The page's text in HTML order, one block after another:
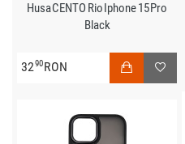
Husa CENTO Rio Iphone 15 Pro
Black
3290RON